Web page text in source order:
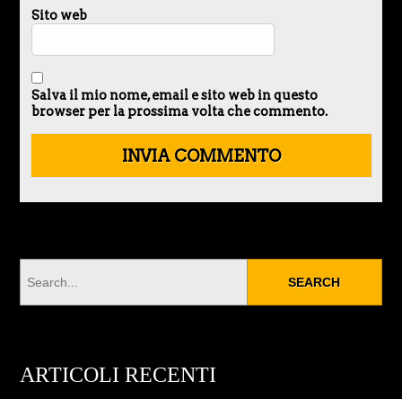
Sito web
Salva il mio nome, email e sito web in questo
browser per la prossima volta che commento.
ARTICOLI RECENTI